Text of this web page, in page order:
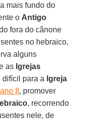
mais fundo do
o Antigo
fora do cânone
no hebraico,
alguns
as Igrejas
difícil para a Igreja
II , promover
, recorrendo
nele, de